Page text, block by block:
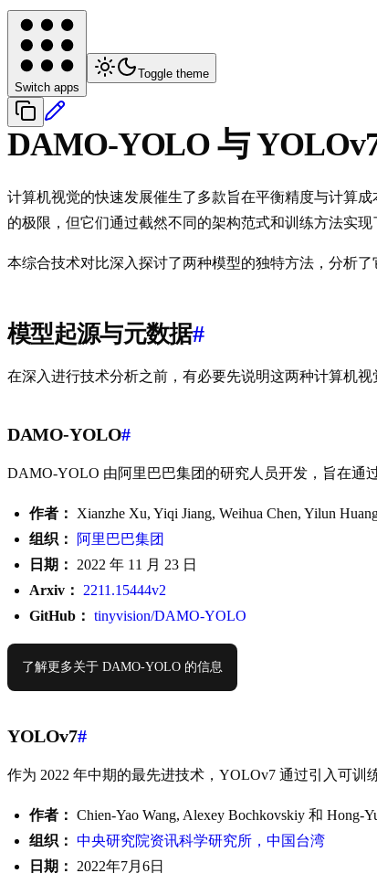
Switch apps
Toggle theme
DAMO-YOLO 与
计算机视觉的快速发展催生了多款旨在平衡精度与计算成
的极限，但它们通过截然不同的架构范式和训练方法实现
本综合技术对比深入探讨了两种模型的独特方法，分析
模型起源与元数据#
在深入进行技术分析之前，有必要先说明这两种计算机视
DAMO-YOLO#
DAMO-YOLO 由阿里巴巴集团的研究人员开发，旨在通
作者：
Xianzhe Xu, Yiqi Jiang, Weihua Chen, Yilun
组织：
阿里巴巴集团
日期：
2022 年 11 月 23 日
Arxiv：
2211.15444v2
GitHub： tinyvision/DAMO-YOLO
了解更多关于 DAMO-YOLO 的信息
YOLOv7#
作为 2022 年中期的最先进技术，YOLOv7 通过引入可训
作者： Chien-Yao Wang, Alexey Bochkovskiy 和 Hong-
组织： 中央研究院资讯科学研究所，中国台湾
日期：
2022年7月6日